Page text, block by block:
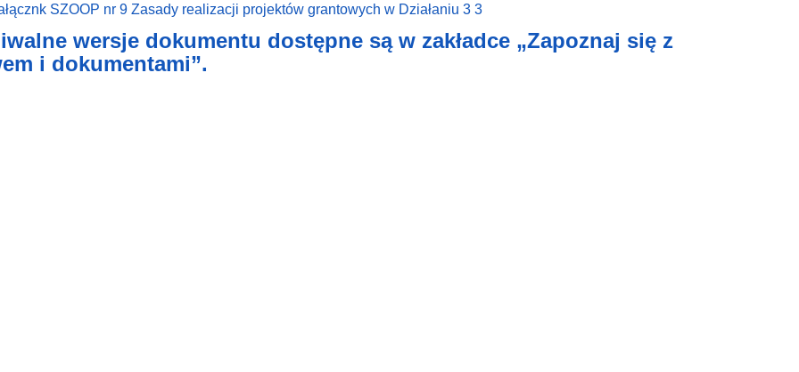
SZOOP nr 9 Zasady realizacji projektów grantowych w Działaniu 3 3
wersje dokumentu dostępne są w zakładce „Zapoznaj się z
i dokumentami”.